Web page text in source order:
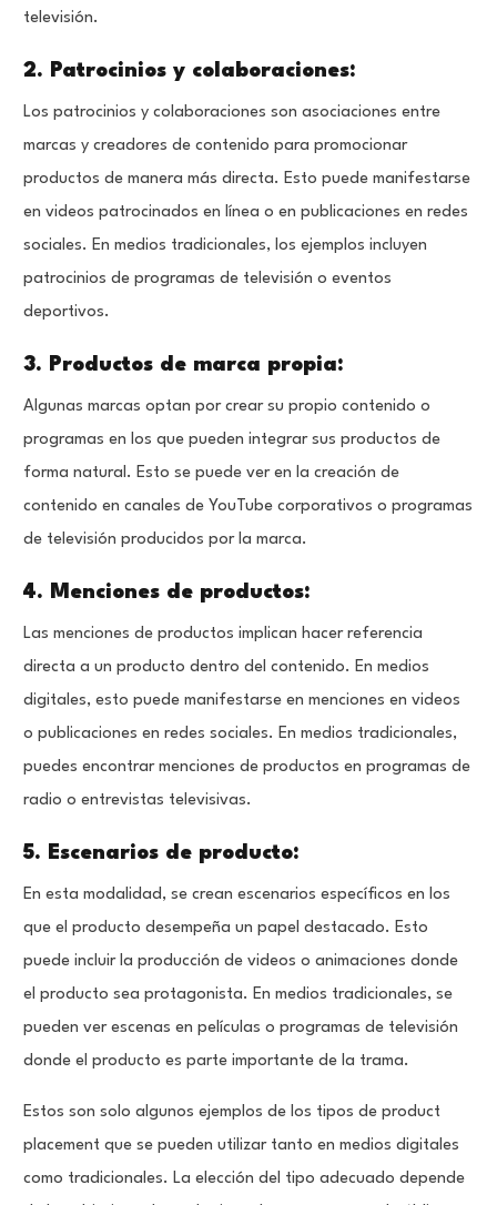
televisión.
2. Patrocinios y colaboraciones:
Los patrocinios y colaboraciones son asociaciones entre
marcas y creadores de contenido para promocionar
productos de manera más directa. Esto puede manifestarse
en videos patrocinados en línea o en publicaciones en redes
sociales. En medios tradicionales, los ejemplos incluyen
patrocinios de programas de televisión o eventos
deportivos.
3. Productos de marca propia:
Algunas marcas optan por crear su propio contenido o
programas en los que pueden integrar sus productos de
forma natural. Esto se puede ver en la creación de
contenido en canales de YouTube corporativos o programas
de televisión producidos por la marca.
4. Menciones de productos:
Las menciones de productos implican hacer referencia
directa a un producto dentro del contenido. En medios
digitales, esto puede manifestarse en menciones en videos
o publicaciones en redes sociales. En medios tradicionales,
puedes encontrar menciones de productos en programas de
radio o entrevistas televisivas.
5. Escenarios de producto:
En esta modalidad, se crean escenarios específicos en los
que el producto desempeña un papel destacado. Esto
puede incluir la producción de videos o animaciones donde
el producto sea protagonista. En medios tradicionales, se
pueden ver escenas en películas o programas de televisión
donde el producto es parte importante de la trama.
Estos son solo algunos ejemplos de los tipos de product
placement que se pueden utilizar tanto en medios digitales
como tradicionales. La elección del tipo adecuado depende